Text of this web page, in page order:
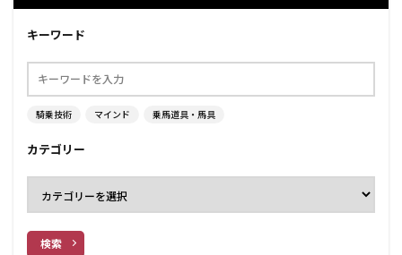
キーワード
騎乗技術 マインド 乗馬道具・馬具
カテゴリー
検索